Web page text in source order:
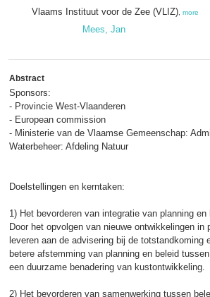
Vlaams Instituut voor de Zee (VLIZ) more
Mees, Jan
Abstract
Sponsors:
- Provincie West-Vlaanderen
- European commission
- Ministerie van de Vlaamse Gemeenschap:
Waterbeheer: Afdeling Natuur
Doelstellingen en kerntaken:
1) Het bevorderen van integratie van planning
Door het opvolgen van nieuwe ontwikkelingen
leveren aan de advisering bij de
betere afstemming van planning en beleid
een duurzame benadering van kustontwikkeling.
2) Het bevorderen van samenwerking tussen